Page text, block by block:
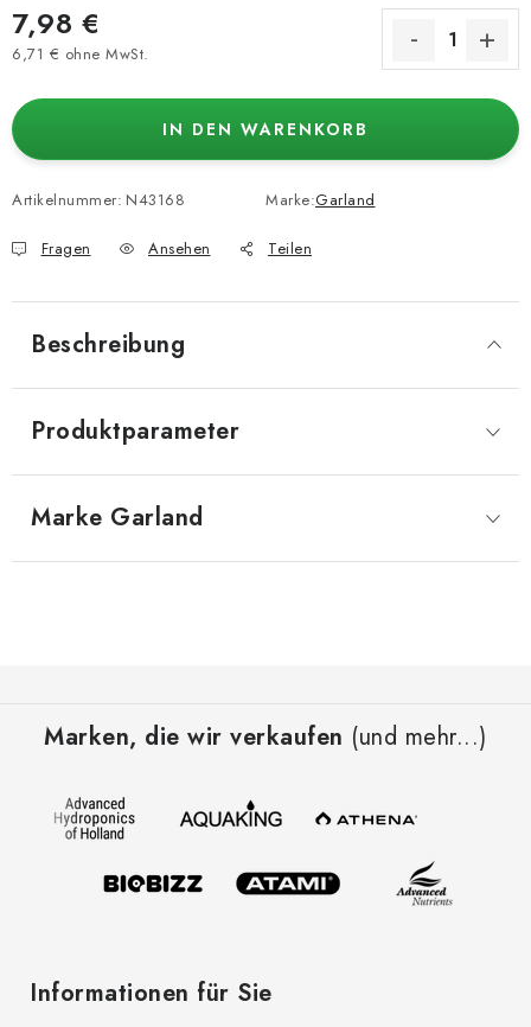
7,98 €
6,71 € ohne MwSt.
IN DEN WARENKORB
Artikelnummer: N43168 Marke:Garland
Fragen Ansehen Teilen
Beschreibung
Produktparameter
Marke Garland
Marken, die wir verkaufen (und mehr...)
Informationen für Sie